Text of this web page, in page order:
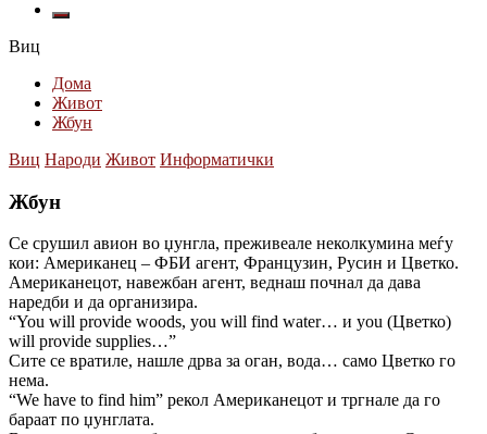
Виц
Дома
Живот
Жбун
Виц Народи Живот Информатички
Жбун
Се срушил авион во џунгла, преживеале неколкумина меѓу
кои: Американец – ФБИ агент, Французин, Русин и Цветко.
Американецот, навежбан агент, веднаш почнал да дава
наредби и да организира.
“You will provide woods, you will find water… и you (Цветко)
will provide supplies…”
Сите се вратиле, нашле дрва за оган, вода… само Цветко го
нема.
“We have to find him” рекол Американецот и тргнале да го
бараат по џунглата.